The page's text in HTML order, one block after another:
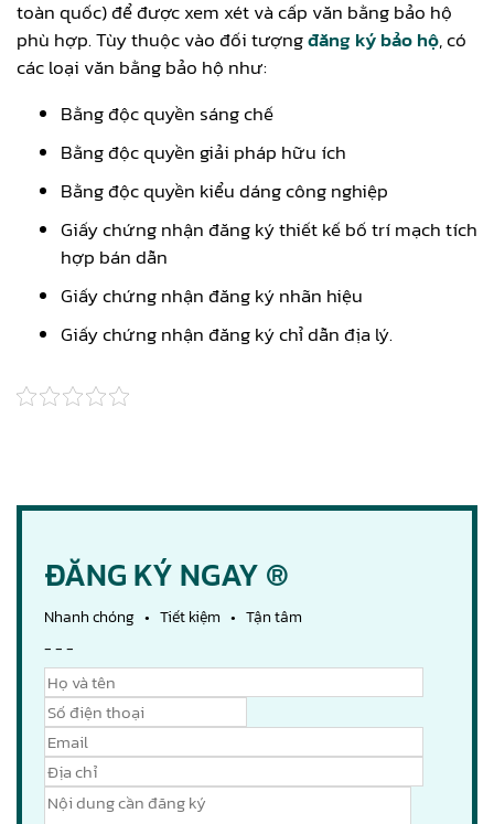
toàn quốc) để được xem xét và cấp văn bằng bảo hộ
phù hợp. Tùy thuộc vào đối tượngđăng ký bảo hộ, có
các loại văn bằng bảo hộ như:
Bằng độc quyền sáng chế
Bằng độc quyền giải pháp hữu ích
Bằng độc quyền kiểu dáng công nghiệp
Giấy chứng nhận đăng ký thiết kế bố trí mạch tích
hợp bán dẫn
Giấy chứng nhận đăng ký nhãn hiệu
Giấy chứng nhận đăng ký chỉ dẫn địa lý.
ĐĂNG KÝ NGAY ®
Nhanh chóng • Tiết kiệm • Tận tâm
- - -